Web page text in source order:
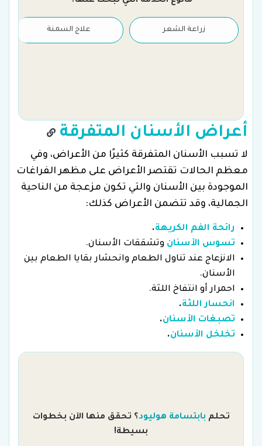
زراعة الشعر علاج السمنة
أعراض الأسنان المتفرقة
لا تسبب الأسنان المتفرقة كثيرًا من الأعراض، وفي
معظم الحالات تقتصر الأعراض على مظهر الفراغات
الموجودة بين الأسنان والتي تكون مزعجة من الناحية
الجمالية، وقد تتضمن الأعراض كذلك:
رائحة الفم الكريهة.
تسوس الأسنان وتشققات الأسنان.
الانزعاج عند تناول الطعام وانحشار بقايا الطعام بين
الأسنان.
احمرار أو انتفاخ اللثة.
انحسار اللثة.
تصبغات الأسنان.
تخلخل الأسنان.
تحلم بابتسامة هوليود؟ تحقق منها الآن بخطوات
بسيطة!